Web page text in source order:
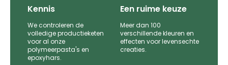
Kennis
We controleren de
volledige productieketen
voor al onze
polymeerpasta's en
epoxyhars.
Een ruime keuze
Meer dan 100
verschillende kleuren en
effecten voor levensechte
creaties.